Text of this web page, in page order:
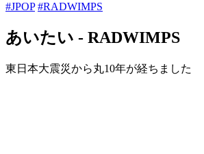
#JPOP #RADWIMPS
あいたい - RADWIMPS
東日本大震災から丸10年が経ちました